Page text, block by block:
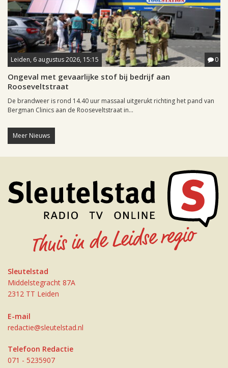
Leiden, 6 augustus 2026, 15:15 0
Ongeval met gevaarlijke stof bij bedrijf aan
Rooseveltstraat
De brandweer is rond 14.40 uur massaal uitgerukt richting het pand van
Bergman Clinics aan de Rooseveltstraat in...
Meer Nieuws
Sleutelstad
Middelstegracht 87A
2312 TT Leiden
E-mail
redactie@sleutelstad.nl
Telefoon Redactie
071 - 5235907